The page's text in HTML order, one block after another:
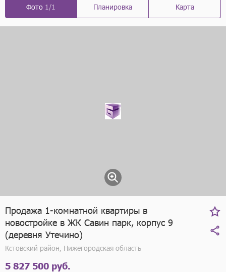
Фото 1/1 Планировка Карта
Продажа 1-комнатной квартиры в
новостройке в ЖК Савин парк, корпус 9
(деревня Утечино)
Кстовский район, Нижегородская область
5 827 500 руб.